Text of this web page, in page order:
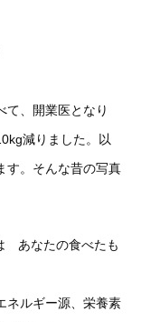
て、開業医となり
減りました。以
す。そんな昔の写真
あなたの食べたも
ネルギー源、栄養素